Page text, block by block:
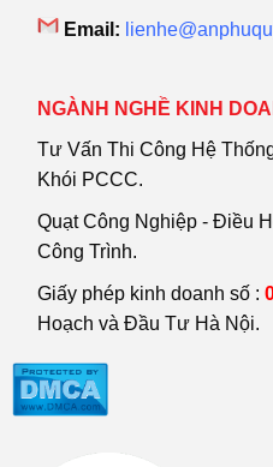
Email:
NGÀNH NGHỀ KINH
Tư Vấn Thi Công Hệ
Khói PCCC.
Quạt Công Nghiệp - Điều
Công Trình.
Giấy phép kinh doanh số :
Hoạch và Đầu Tư Hà Nội.